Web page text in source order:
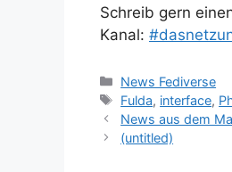
Schreib gern
Kanal:
Kategorien
News Fediverse
Schlagwörter
Fulda, interface,
News aus dem
(untitled)